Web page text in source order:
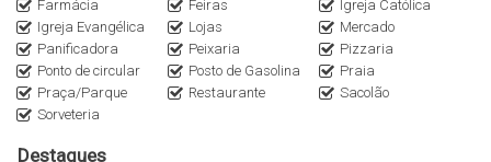
* 61,65m² de área privativa;
* 02 suítes;
* Lavabo;
* Totalmente mobiliado;
* Sala de estar e jantar integradas;
Farmácia
Feiras
Igreja Católica
Igreja Evangélica
Lojas
Mercado
Panificadora
Peixaria
Pizzaria
Ponto de circular
Posto de Gasolina
Praia
Praça/Parque
Restaurante
Sacolão
Sorveteria
Destaques